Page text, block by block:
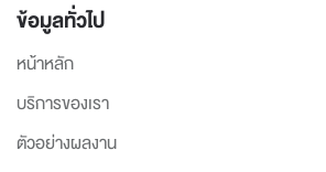
ข้อมูลทั่วไป
หน้าหลัก
บริการของเรา
ตัวอย่างผลงาน